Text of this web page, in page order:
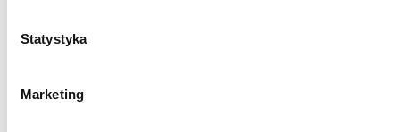
Statystyka
Marketing